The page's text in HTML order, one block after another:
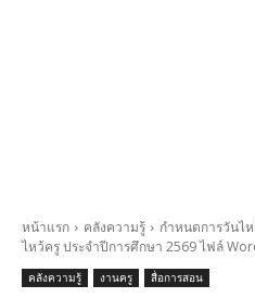
หน้าแรก คลังความรู้
กำหนดการวันไ
ไหว้ครู ประจำปีการศึกษา 2569 ไฟล์
คลังความรู้ งานครู สื่อการสอน